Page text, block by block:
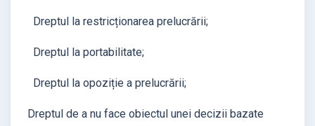
Dreptul la restricționarea prelucrării;
Dreptul la portabilitate;
Dreptul la opoziție a prelucrării;
Dreptul de a nu face obiectul unei decizii bazate